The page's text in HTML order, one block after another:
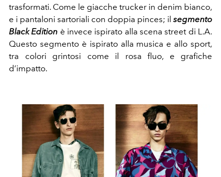
trasformati. Come le giacche trucker in denim bianco,
e i pantaloni sartoriali con doppia pinces; il segmento
Black Edition è invece ispirato alla scena street di L.A.
Questo segmento è ispirato alla musica e allo sport,
tra colori grintosi come il rosa fluo, e grafiche
d’impatto.